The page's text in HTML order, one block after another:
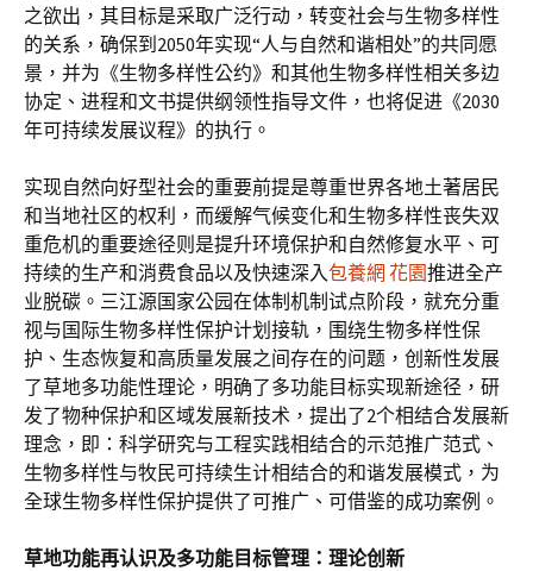
之欲出，其目标是采取广泛行动，转变社会与生物多样性
的关系，确保到2050年实现“人与自然和谐相处”的共同愿
景，并为《生物多样性公约》和其他生物多样性相关多边
协定、进程和文书提供纲领性指导文件，也将促进《2030
年可持续发展议程》的执行。
实现自然向好型社会的重要前提是尊重世界各地土著居民
和当地社区的权利，而缓解气候变化和生物多样性丧失双
重危机的重要途径则是提升环境保护和自然修复水平、可
持续的生产和消费食品以及快速深入包養網 花園推进全产
业脱碳。三江源国家公园在体制机制试点阶段，就充分重
视与国际生物多样性保护计划接轨，围绕生物多样性保
护、生态恢复和高质量发展之间存在的问题，创新性发展
了草地多功能性理论，明确了多功能目标实现新途径，研
发了物种保护和区域发展新技术，提出了2个相结合发展新
理念，即：科学研究与工程实践相结合的示范推广范式、
生物多样性与牧民可持续生计相结合的和谐发展模式，为
全球生物多样性保护提供了可推广、可借鉴的成功案例。
草地功能再认识及多功能目标管理：理论创新